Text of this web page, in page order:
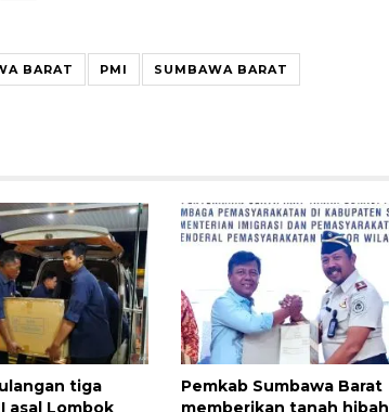
BARAT PMI SUMBAWA BARAT
tiga
asal Lombok
Pemkab Sumbawa Barat
memberikan tanah hibah